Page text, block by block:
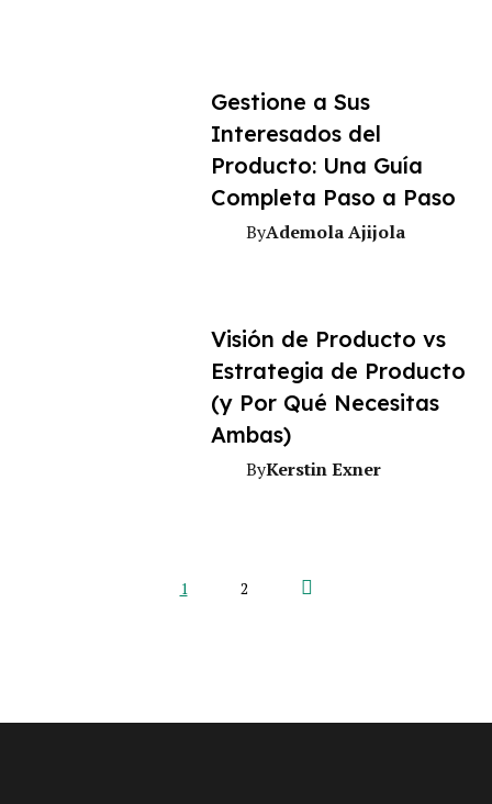
Gestione a Sus
Interesados del
Producto: Una Guía
Completa Paso a Paso
ByAdemola Ajijola
Visión de Producto vs
Estrategia de Producto
(y Por Qué Necesitas
Ambas)
ByKerstin Exner
1 2 Next Page